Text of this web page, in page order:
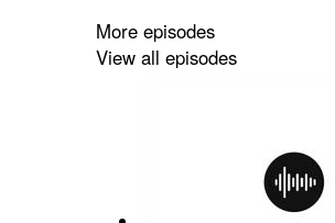
キーワード:
More episodes
View all episodes